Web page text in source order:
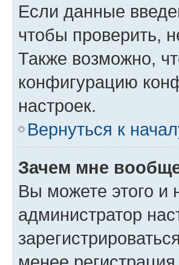
Если данные
чтобы проверить,
Также возможно,
конфигурацию
настроек.
Вернуться к
Зачем мне
Вы можете этого и
администратор